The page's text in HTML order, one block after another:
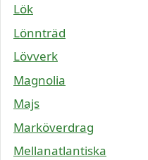
Lök
Lönnträd
Lövverk
Magnolia
Majs
Marköverdrag
Mellanatlantiska